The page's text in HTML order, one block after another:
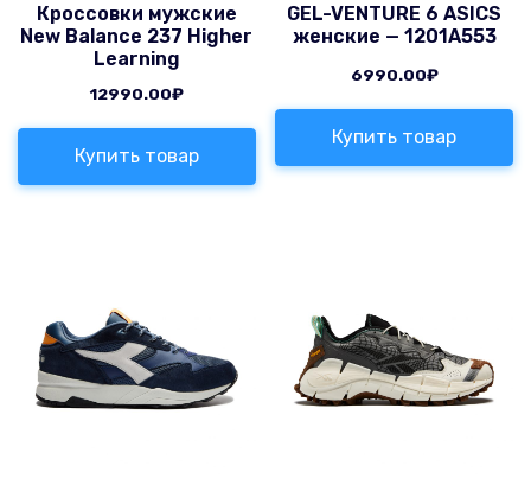
Кроссовки мужские
New Balance 237 Higher
Learning
12990.00₽
Купить товар
GEL-VENTURE 6 ASICS
женские — 1201A553
6990.00₽
Купить товар